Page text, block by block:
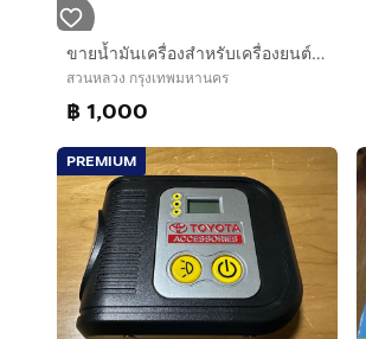
ขายน้ำมันเครื่องสำหรับเครื่องยนต์เบนซิน​เปลี่ยนถ่ายระยะ 10,000​ กิโลเมตร Shell HELIX Fuel​Save​ 5W-30 สังเคราะห์แท้​ 4 ลิตร
สวนหลวง กรุงเทพมหานคร
฿ 1,000
PREMIUM